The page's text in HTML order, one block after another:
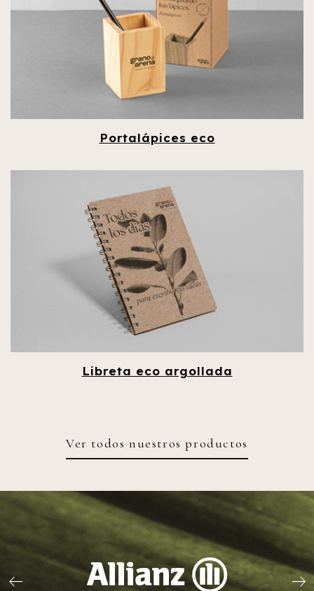
Portalápices eco
Libreta eco argollada
Ver todos nuestros productos